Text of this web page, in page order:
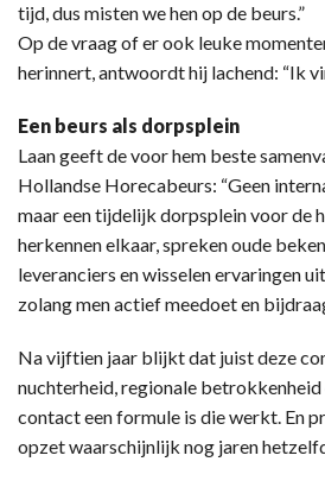
tijd, dus misten we hen op de beurs.”
Op de vraag of er ook leuke
herinnert, antwoordt hij lachend: “Ik
Een beurs als dorpsplein
Laan geeft de voor hem beste
Hollandse Horecabeurs: “Geen
maar een tijdelijk dorpsplein voor de
herkennen elkaar, spreken oude
leveranciers en wisselen ervaringen
zolang men actief meedoet en
Na vijftien jaar blijkt dat juist deze
nuchterheid, regionale
contact een formule is die werkt. En
opzet waarschijnlijk nog jaren